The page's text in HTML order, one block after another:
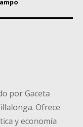
por Gaceta
Ofrece
y economía